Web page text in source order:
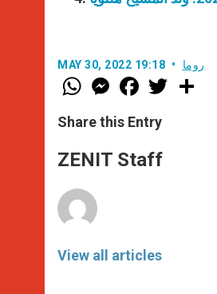
MAY 30, 2022 19:18 روما
W
h
t
s
p
p
M
e
s
e
g
e
F
a
e
b
o
k
w
Share this Entry
ZENIT Staff
View all articles